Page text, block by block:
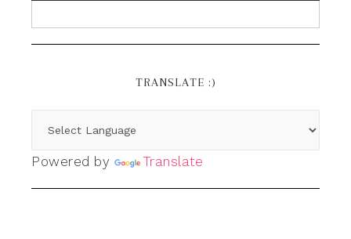
TRANSLATE :)
Powered by Translate